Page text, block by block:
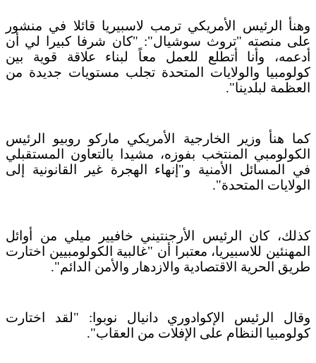
وهنأ الرئيس الأمريكي ترمب لاسبيريا قائلا في منشور
على منصته "تروث سوشيال": "كان شرفا كبيرا لي أن
أدعمه، وأنا أتطلع للعمل معاً لبناء علاقة قوية بين
كولومبيا والولايات المتحدة تجلب مستويات جديدة من
العظمة لبلدينا".
كما هنأ وزير الخارجية الأمريكي ماركو روبيو الرئيس
الكولومبي المنتخب بفوزه، مشيدا بالتعاون المستقبلي
في المسائل الأمنية و"إنهاء الهجرة غير القانونية إلى
الولايات المتحدة".
كذلك، كان الرئيس الأرجنتيني خافيير ميلي من أوائل
المهنئين للاسبيريا، معتبرا أن "غالبية الكولومبيين اختارت
طريق الحرية الاقتصادية والازدهار والأمن الدائم".
وقال الرئيس الإكوادوري دانيال نوبوا: "لقد اختارت
كولومبيا النظام على الإفلات من العقاب".